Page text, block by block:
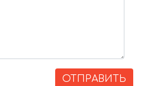
ОТПРАВИТЬ